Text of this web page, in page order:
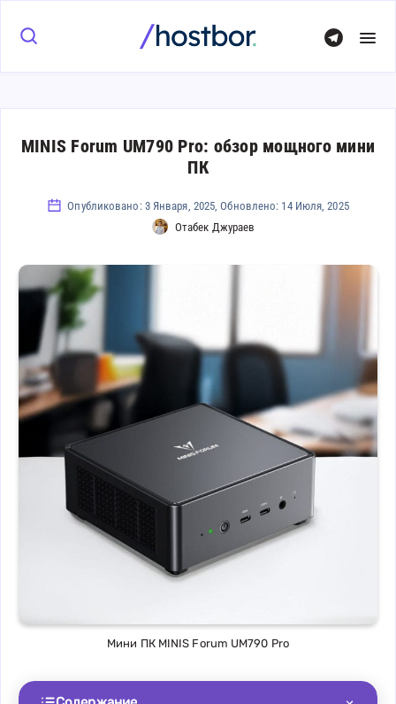
MINIS Forum UM790 Pro: обзор мощного мини
ПК
Опубликовано: 3 Января, 2025, Обновлено: 14 Июля, 2025
Отабек Джураев
Мини ПК MINIS Forum UM790 Pro